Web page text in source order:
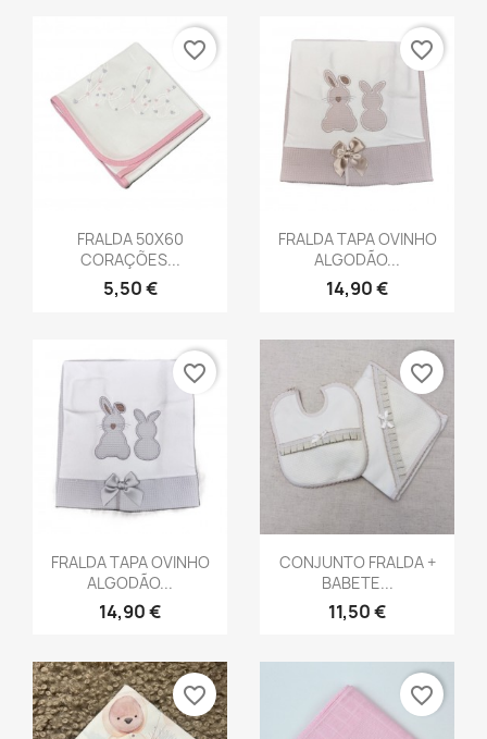
Vista rápida
FRALDA 50X60
CORAÇÕES...
5,50 €
favorite_border
Vista rápida
FRALDA TAPA OVINHO
ALGODÃO...
14,90 €
favorite_border
Vista rápida
FRALDA TAPA OVINHO
ALGODÃO...
14,90 €
favorite_border
Vista rápida
CONJUNTO FRALDA +
BABETE...
11,50 €
favorite_border
favorite_border favorite_border